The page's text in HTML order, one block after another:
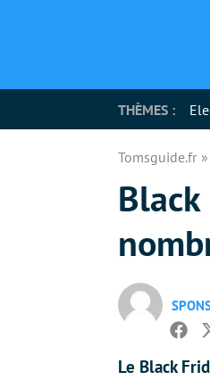
THÈMES :
Tomsguide.fr
Le Black